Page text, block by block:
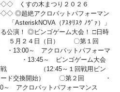
くすの木まつり２０２６
◎超絶アクロバットパフォーマン
「AsteriskNOVA（ｱｽﾀﾘｽｸ ﾉｳﾞｧ）」
る公演！ ◎ビンゴゲーム大会！ □日時
５月２４日（日） 〇第１回
～ アクロバットパフォーマ
・13:45～ ビンゴゲーム大会
戦 （12:45～１回戦用ビン
ード交換開始） 〇第２回 ・
～ アクロバットパフォーマンス